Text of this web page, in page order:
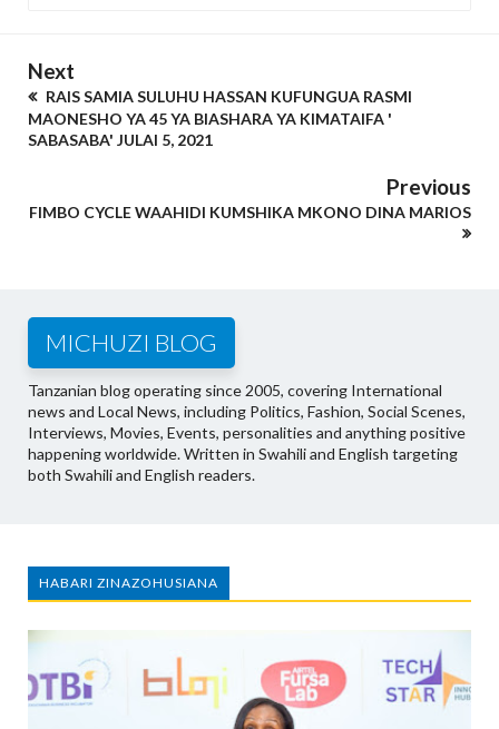
Next
RAIS SAMIA SULUHU HASSAN KUFUNGUA RASMI
MAONESHO YA 45 YA BIASHARA YA KIMATAIFA '
SABASABA' JULAI 5, 2021
Previous
FIMBO CYCLE WAAHIDI KUMSHIKA MKONO DINA MARIOS
MICHUZI BLOG
Tanzanian blog operating since 2005, covering International
news and Local News, including Politics, Fashion, Social Scenes,
Interviews, Movies, Events, personalities and anything positive
happening worldwide. Written in Swahili and English targeting
both Swahili and English readers.
HABARI ZINAZOHUSIANA